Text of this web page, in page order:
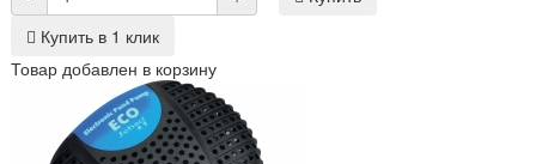
Купить в 1 клик
Товар добавлен в корзину